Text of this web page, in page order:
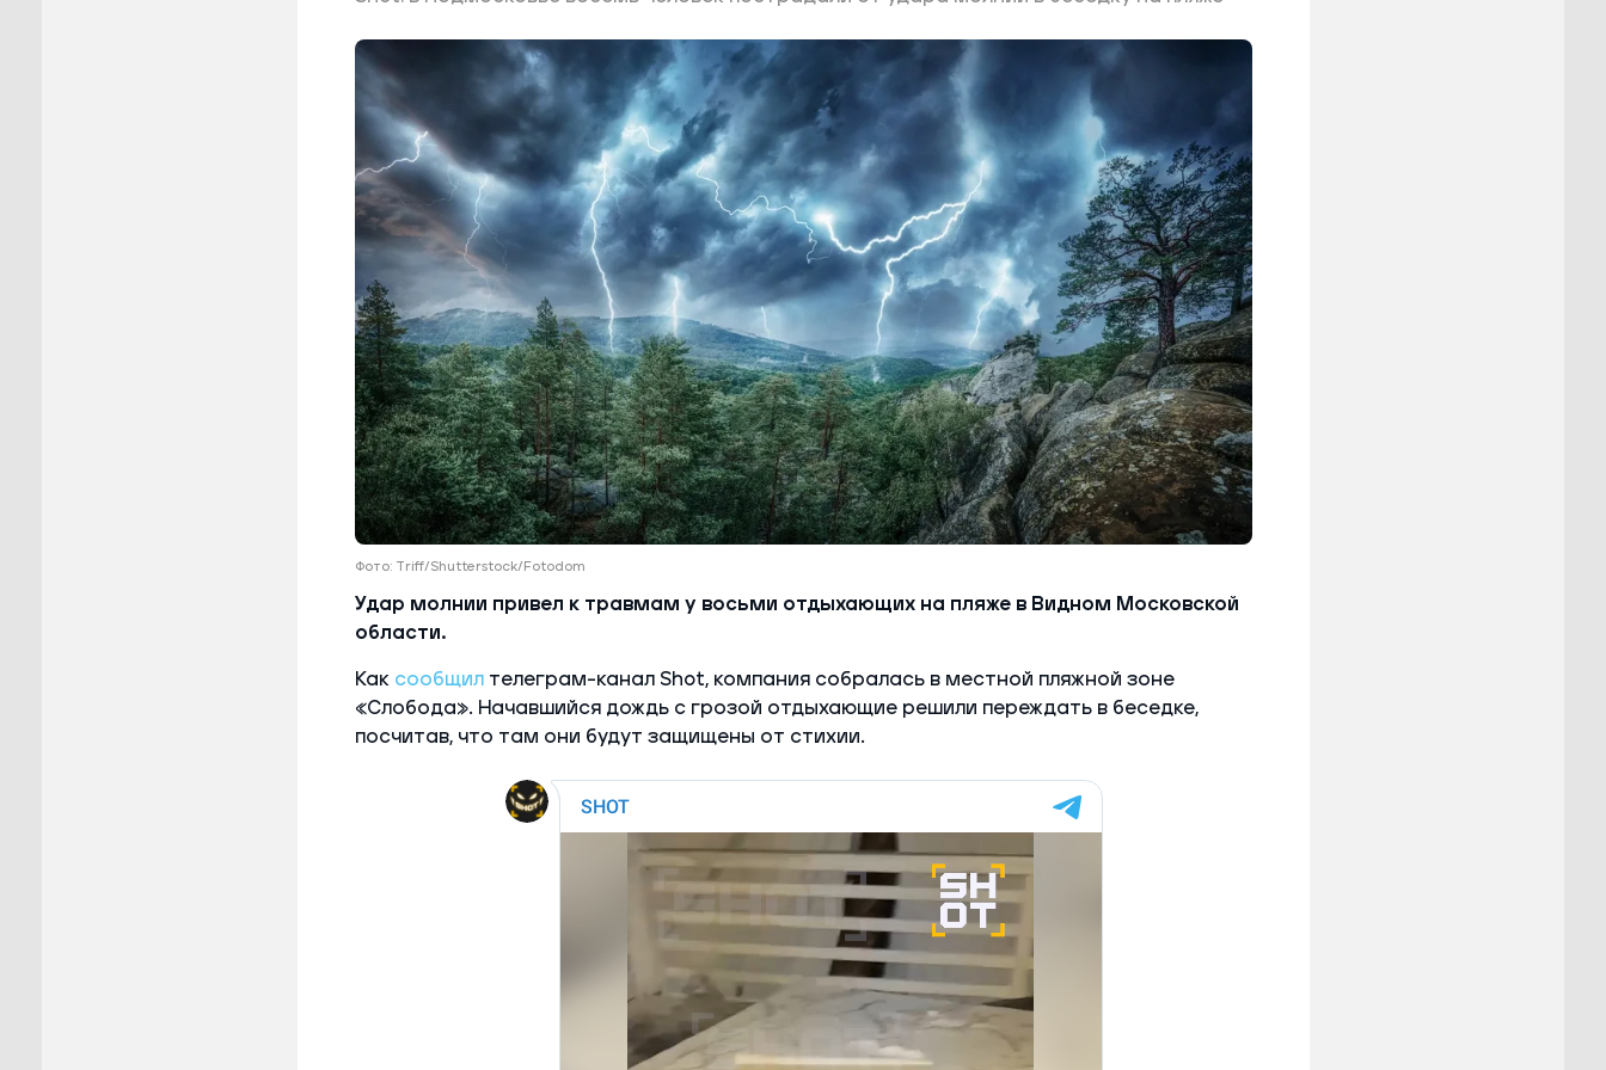
Салехард
Тарко-Сале
Тазовский район
Шурышкарский район
Ямальский район
Фото: Triff/Shutterstock/Fotodom
Удар молнии привел к травмам у восьми отдыхающих на пляже в Видном Московской
области.
Как сообщилтелеграм-канал Shot, компания собралась в местной пляжной зоне
«Слобода». Начавшийся дождь с грозой отдыхающие решили переждать в беседке,
посчитав, что там они будут защищены от стихии.